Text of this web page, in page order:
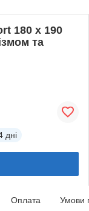
180 х 190
та
дні
Оплата Умови